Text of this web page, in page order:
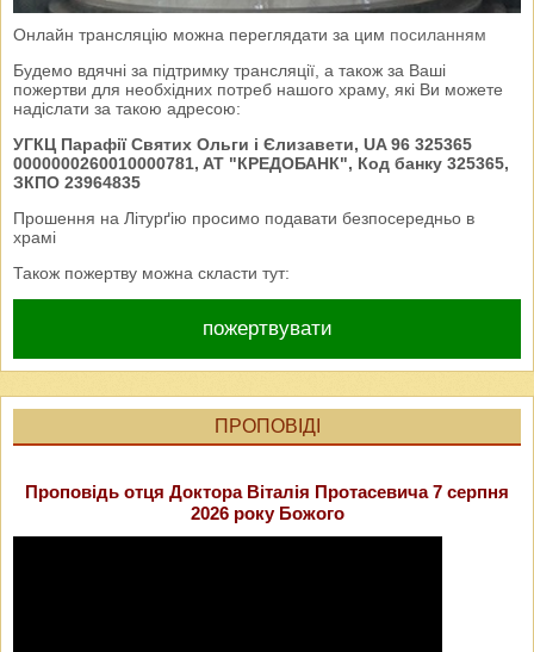
Онлайн трансляцію можна переглядати за цим посиланням
Будемо вдячні за підтримку трансляції, а також за Ваші
пожертви для необхідних потреб нашого храму, які Ви можете
надіслати за такою адресою:
УГКЦ Парафії Святих Ольги і Єлизавети, UA 96 325365
0000000260010000781, AT "КРЕДОБАНК", Код банку 325365,
ЗКПО 23964835
Прошення на Літурґію просимо подавати безпосередньо в
храмі
Також пожертву можна скласти тут:
пожертвувати
ПРОПОВІДІ
Проповідь отця Доктора Віталія Протасевича 7 серпня
2026 року Божого